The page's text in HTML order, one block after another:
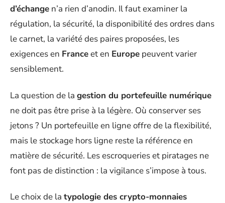
d’échange n’a rien d’anodin. Il faut examiner la
régulation, la sécurité, la disponibilité des ordres dans
le carnet, la variété des paires proposées, les
exigences en Franceet en Europe peuvent varier
sensiblement.
La question de la gestion du portefeuille numérique
ne doit pas être prise à la légère. Où conserver ses
jetons ? Un portefeuille en ligne offre de la flexibilité,
mais le stockage hors ligne reste la référence en
matière de sécurité. Les escroqueries et piratages ne
font pas de distinction : la vigilance s’impose à tous.
Le choix de la typologie des crypto-monnaies